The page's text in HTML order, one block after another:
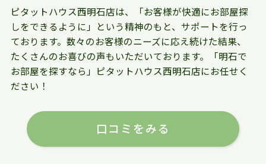
ピタットハウス西明石店は、「お客様が快適にお部屋探
しをできるように」という精神のもと、サポートを行っ
ております。数々のお客様のニーズに応え続けた結果、
たくさんのお喜びの声もいただいております。「明石で
お部屋を探すなら」ピタットハウス西明石店にお任せく
ださい！
口コミをみる